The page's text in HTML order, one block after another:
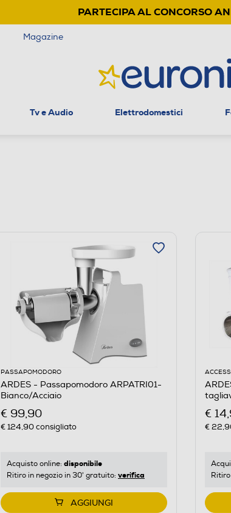
PARTECIPA AL CONCORSO
Magazine
Tv e Audio Elettrodomestici
PASSAPOMODORO
ARDES - Passapomodoro ARPATRI01-
Bianco/Acciaio
€ 99,90
€ 124,90consigliato
Acquisto online: disponibile
Ritiro in negozio in 30' gratuito: verifica
AGGIUNGI
€
€